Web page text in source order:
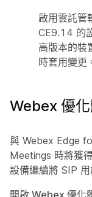
啟用雲託管
CE9.14 的
高版本的裝
時套用變更
Webex 優
與 Webex Edge
Meetings 時將獲
設備繼續將 SIP
開啟 Webex 優化